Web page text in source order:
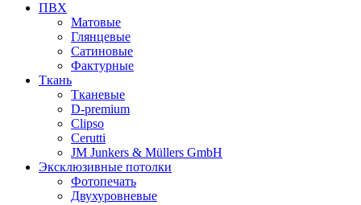
ПВХ
Матовые
Глянцевые
Сатиновые
Фактурные
Ткань
Тканевые
D-premium
Clipso
Cerutti
JM Junkers & Müllers GmbH
Эксклюзивные потолки
Фотопечать
Двухуровневые